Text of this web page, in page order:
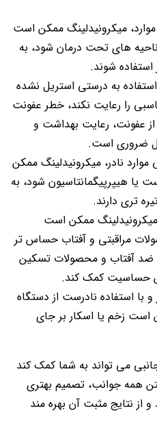
میکرونیدلینگ ممکن است
های تحت درمان شود، به
استفاده شوند.
استفاده به درستی استریل نشده
را رعایت نکند، خطر عفونت
عفونت، رعایت بهداشت و
ضروری است.
نادر، میکرونیدلینگ ممکن
یا هیپرپیگمانتاسیون شود، به
تری دارند.
ممکن است
مراقبتی و آفتاب حساس تر
ضد آفتاب و محصولات تسکین
حساسیت کمک کند.
و با استفاده نادرست از دستگاه
است زخم یا اسکار بر جای
می تواند به شما کمک کند
همه جوانب، تصمیم بهتری
و از نتایج مثبت آن بهره مند